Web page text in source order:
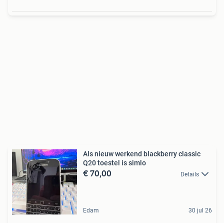
Als nieuw werkend blackberry classic
Q20 toestel is simlo
€ 70,00 Details
Edam 30 jul 26